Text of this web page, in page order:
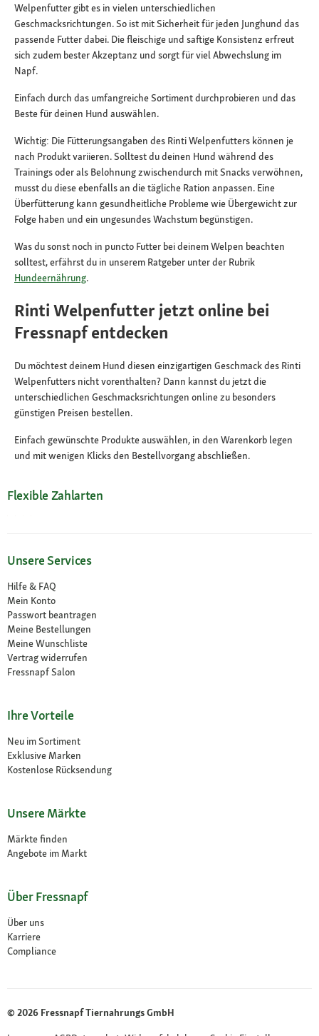
Welpenfutter gibt es in vielen unterschiedlichen
Geschmacksrichtungen. So ist mit Sicherheit für jeden Junghund das
passende Futter dabei. Die fleischige und saftige Konsistenz erfreut
sich zudem bester Akzeptanz und sorgt für viel Abwechslung im
Napf.
Einfach durch das umfangreiche Sortiment durchprobieren und das
Beste für deinen Hund auswählen.
Wichtig: Die Fütterungsangaben des Rinti Welpenfutters können je
nach Produkt variieren. Solltest du deinen Hund während des
Trainings oder als Belohnung zwischendurch mit Snacks verwöhnen,
musst du diese ebenfalls an die tägliche Ration anpassen. Eine
Überfütterung kann gesundheitliche Probleme wie Übergewicht zur
Folge haben und ein ungesundes Wachstum begünstigen.
Was du sonst noch in puncto Futter bei deinem Welpen beachten
solltest, erfährst du in unserem Ratgeber unter der Rubrik
Hundeernährung.
Rinti Welpenfutter jetzt online bei
Fressnapf entdecken
Du möchtest deinem Hund diesen einzigartigen Geschmack des Rinti
Welpenfutters nicht vorenthalten? Dann kannst du jetzt die
unterschiedlichen Geschmacksrichtungen online zu besonders
günstigen Preisen bestellen.
Einfach gewünschte Produkte auswählen, in den Warenkorb legen
und mit wenigen Klicks den Bestellvorgang abschließen.
Flexible Zahlarten
Unsere Services
Hilfe & FAQ
Mein Konto
Passwort beantragen
Meine Bestellungen
Meine Wunschliste
Vertrag widerrufen
Fressnapf Salon
Ihre Vorteile
Neu im Sortiment
Exklusive Marken
Kostenlose Rücksendung
Unsere Märkte
Märkte finden
Angebote im Markt
Über Fressnapf
Über uns
Karriere
Compliance
© 2026 Fressnapf Tiernahrungs GmbH